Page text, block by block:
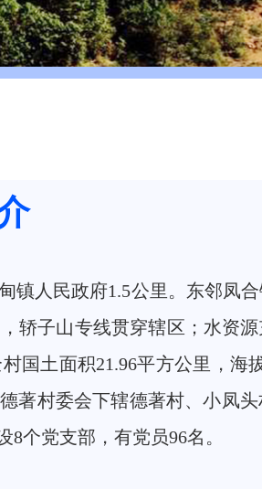
镇人民政府1.5公里。东邻凤
轿子山专线贯穿辖区；水资
国土面积21.96平方公里，海
著村委会下辖德著村、小凤
个党支部，有党员96名。